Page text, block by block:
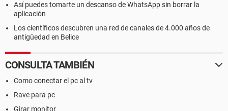
Así puedes tomarte un descanso de WhatsApp sin borrar la
aplicación
Los científicos descubren una red de canales de 4.000 años de
antigüedad en Belice
CONSULTA TAMBIÉN
Como conectar el pc al tv
Rave para pc
Girar monitor